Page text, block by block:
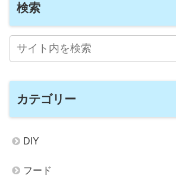
検索
カテゴリー
DIY
フード